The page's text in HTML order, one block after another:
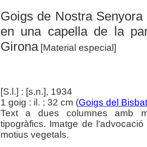
Goigs de Nostra
en una capella de la
Girona[Material especial]
[S.l.] : [s.n.], 1934
1 goig : il. ; 32 cm (Goigs del
Text a dues columnes amb
tipogràfics. Imatge de
motius vegetals.